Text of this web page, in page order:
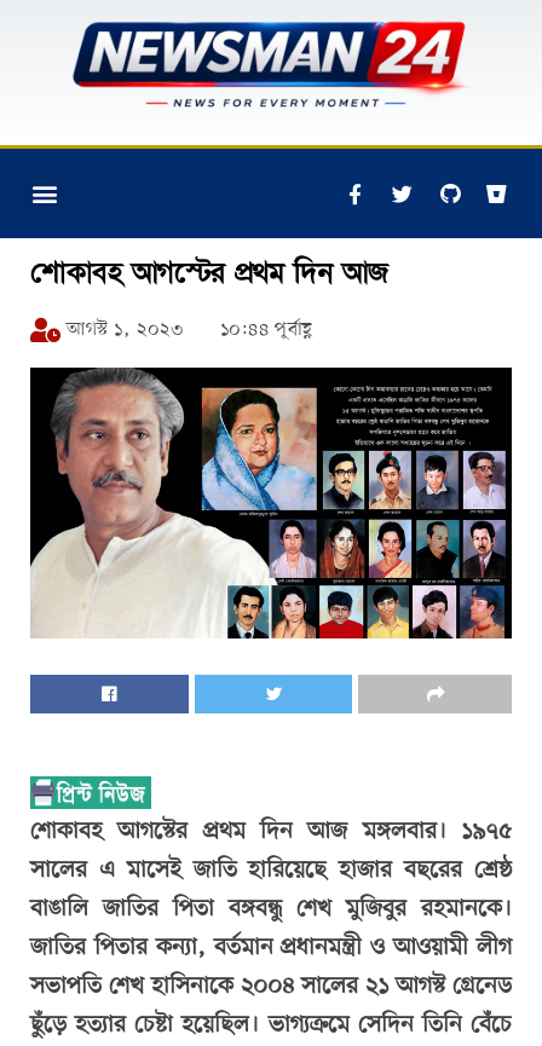
শোকাবহ আগস্টের প্রথম দিন আজ
আগস্ট ১, ২০২৩ ১০:৪৪ পূর্বাহ্ণ
শোকাবহ আগস্টের প্রথম দিন আজ মঙ্গলবার। ১৯৭৫
সালের এ মাসেই জাতি হারিয়েছে হাজার বছরের শ্রেষ্ঠ
বাঙালি জাতির পিতা বঙ্গবন্ধু শেখ মুজিবুর রহমানকে।
জাতির পিতার কন্যা, বর্তমান প্রধানমন্ত্রী ও আওয়ামী লীগ
সভাপতি শেখ হাসিনাকে ২০০৪ সালের ২১ আগস্ট গ্রেনেড
ছুঁড়ে হত্যার চেষ্টা হয়েছিল। ভাগ্যক্রমে সেদিন তিনি বেঁচে